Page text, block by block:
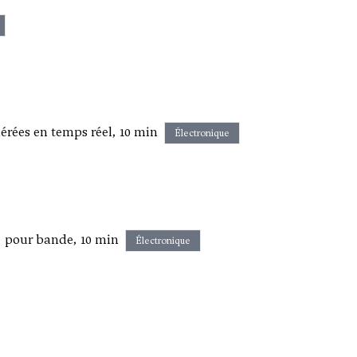
en temps réel, 10 min Électronique
bande, 10 min Électronique